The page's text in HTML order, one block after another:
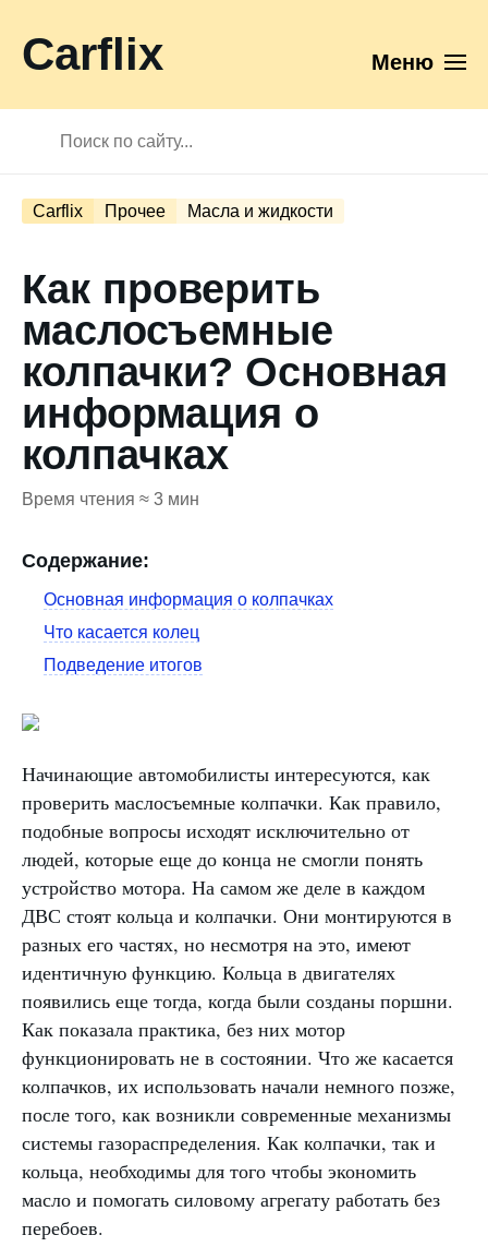
Carflix Меню
Carflix Прочее Масла и жидкости
Как проверить
маслосъемные
колпачки? Основная
информация о
колпачках
Время чтения ≈ 3 мин
Содержание:
Основная информация о колпачках
Что касается колец
Подведение итогов
Начинающие автомобилисты интересуются, как
проверить маслосъемные колпачки. Как правило,
подобные вопросы исходят исключительно от
людей, которые еще до конца не смогли понять
устройство мотора. На самом же деле в каждом
ДВС стоят кольца и колпачки. Они монтируются в
разных его частях, но несмотря на это, имеют
идентичную функцию. Кольца в двигателях
появились еще тогда, когда были созданы поршни.
Как показала практика, без них мотор
функционировать не в состоянии. Что же касается
колпачков, их использовать начали немного позже,
после того, как возникли современные механизмы
системы газораспределения. Как колпачки, так и
кольца, необходимы для того чтобы экономить
масло и помогать силовому агрегату работать без
перебоев.